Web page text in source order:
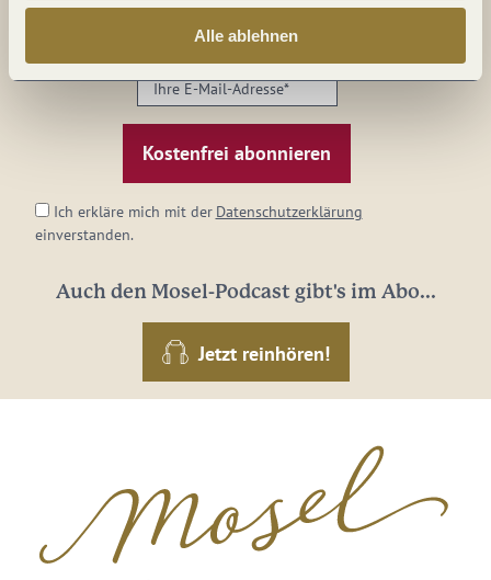
Alle ablehnen
keine Neuigkeiten mehr verpassen!
Ihre
E-
Mail-
Adresse:
Ich erkläre mich mit der Datenschutzerklärung
einverstanden.
Auch den Mosel-Podcast gibt's im Abo...
Jetzt reinhören!